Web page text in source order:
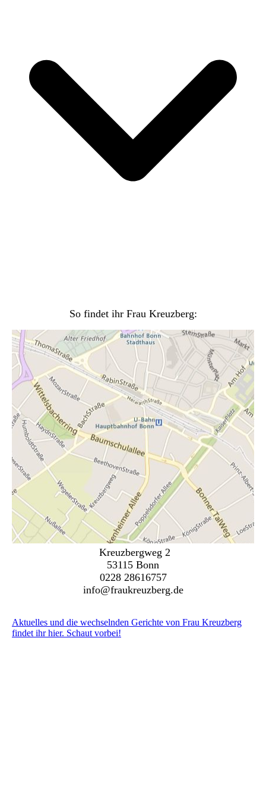
So findet ihr Frau Kreuzberg:
Kreuzbergweg 2
53115 Bonn
0228 28616757
info@fraukreuzberg.de
Aktuelles und die wechselnden Gerichte von Frau Kreuzberg
findet ihr hier. Schaut vorbei!